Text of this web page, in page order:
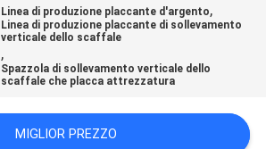
Linea di produzione placcante d'argento,
Linea di produzione placcante di sollevamento
verticale dello scaffale
,
Spazzola di sollevamento verticale dello
scaffale che placca attrezzatura
MIGLIOR PREZZO